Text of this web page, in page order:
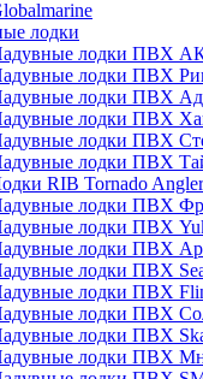
лодки
лодки ПВХ
лодки ПВХ
лодки ПВХ
лодки ПВХ
лодки ПВХ
лодки ПВХ
RIB Tornado Angler
лодки ПВХ
лодки ПВХ
лодки ПВХ
лодки ПВХ
лодки ПВХ
лодки ПВХ
лодки ПВХ
лодки ПВХ